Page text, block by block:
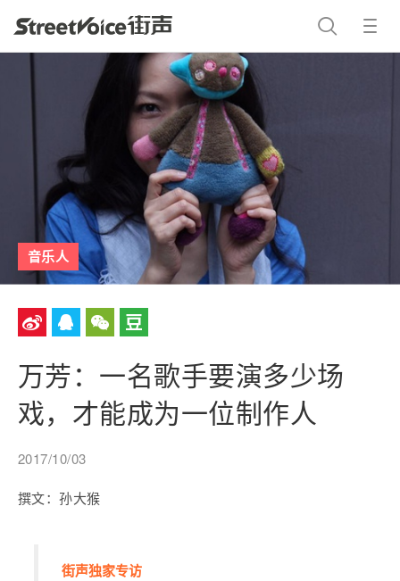
音乐人
万芳：一名歌手要演多少场
戏，才能成为一位制作人
2017/10/03
撰文：孙大猴
街声独家专访